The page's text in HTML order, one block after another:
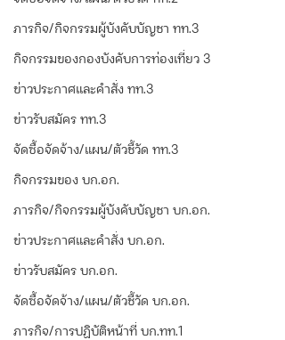
ภารกิจ/กิจกรรมผู้บังคับบัญชา ทท.3
กิจกรรมของกองบังคับการท่องเที่ยว 3
ข่าวประกาศและคำสั่ง ทท.3
ข่าวรับสมัคร ทท.3
จัดซื้อจัดจ้าง/แผน/ตัวชี้วัด ทท.3
กิจกรรมของ บก.อก.
ภารกิจ/กิจกรรมผู้บังคับบัญชา บก.อก.
ข่าวประกาศและคำสั่ง บก.อก.
ข่าวรับสมัคร บก.อก.
จัดซื้อจัดจ้าง/แผน/ตัวชี้วัด บก.อก.
ภารกิจ/การปฏิบัติหน้าที่ บก.ทท.1